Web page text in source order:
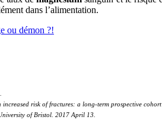
dans l’alimentation.
ou démon ?!
increased risk of fractures: a long-term prospective
of Bristol. 2017 April 13.